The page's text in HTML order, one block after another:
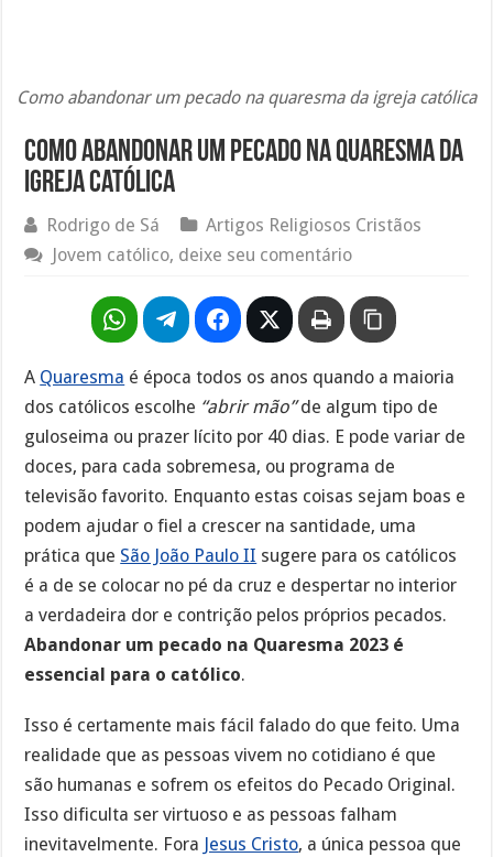
Como abandonar um pecado na quaresma da igreja católica
Como abandonar um pecado na quaresma da
igreja católica
Rodrigo de Sá
Artigos Religiosos Cristãos
Jovem católico, deixe seu comentário
A Quaresma é época todos os anos quando a maioria
dos católicos escolhe “abrir mão”de algum tipo de
guloseima ou prazer lícito por 40 dias. E pode variar de
doces, para cada sobremesa, ou programa de
televisão favorito. Enquanto estas coisas sejam boas e
podem ajudar o fiel a crescer na santidade, uma
prática que São João Paulo II sugere para os católicos
é a de se colocar no pé da cruz e despertar no interior
a verdadeira dor e contrição pelos próprios pecados.
Abandonar um pecado na Quaresma 2023 é
essencial para o católico.
Isso é certamente mais fácil falado do que feito. Uma
realidade que as pessoas vivem no cotidiano é que
são humanas e sofrem os efeitos do Pecado Original.
Isso dificulta ser virtuoso e as pessoas falham
inevitavelmente. Fora Jesus Cristo, a única pessoa que